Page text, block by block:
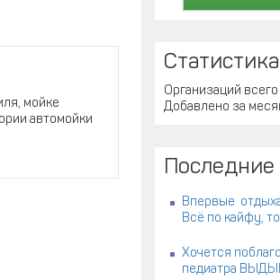
мойке
автомойки
Организаций всего
Добавлено за
Впервые
Всё по кайфу,
Хочется
педиатра